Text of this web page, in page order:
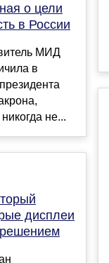
о цели
в России
МИД
в
не...
дисплеи